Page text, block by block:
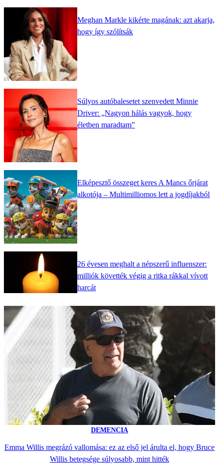
Meghan Markle kikérte magának: azt akarja,
hogy így szólítsák
Súlyos autóbalesetet szenvedett Minnie
Driver: „Nagyon hálás vagyok, hogy
életben maradtam”
Elképesztő összeget keres A Mancs őrjárat
alkotója – Multimilliomos lett a jogdíjakból
26 évesen meghalt a népszerű influenszer:
milliók követték végig a ritka rákkal vívott
harcát
DEMENCIA
Emma Willis megrázó vallomása: ez az első jel árulta el, hogy Bruce
Willis betegsége súlyosabb, mint hitték